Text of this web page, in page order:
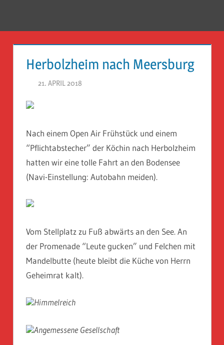
Guckloch
Geheimrat
auf
Reisen
Herbolzheim nach Meersburg
21. APRIL 2018
Nach einem Open Air Frühstück und einem
“Pflichtabstecher” der Köchin nach Herbolzheim
hatten wir eine tolle Fahrt an den Bodensee
(Navi-Einstellung: Autobahn meiden).
Vom Stellplatz zu Fuß abwärts an den See. An
der Promenade “Leute gucken” und Felchen mit
Mandelbutte (heute bleibt die Küche von Herrn
Geheimrat kalt).
Himmelreich
Angemessene Gesellschaft